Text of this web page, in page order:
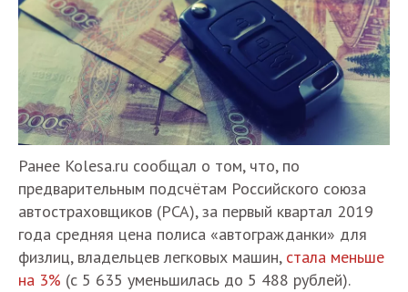
Ранее Kolesa.ru сообщал о том, что, по
предварительным подсчётам Российского союза
автостраховщиков (РСА), за первый квартал 2019
года средняя цена полиса «автогражданки» для
физлиц, владельцев легковых машин, стала меньше
на 3% (с 5 635 уменьшилась до 5 488 рублей).